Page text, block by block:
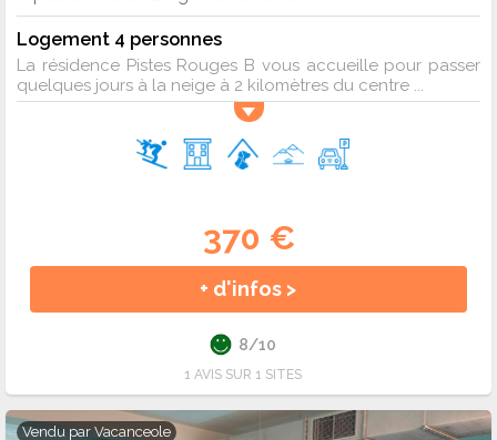
Logement 4 personnes
La résidence Pistes Rouges B vous accueille pour passer
quelques jours à la neige à 2 kilomètres du centre ...
370 €
+ d'infos >
8/10
1 AVIS SUR 1 SITES
Vendu par Vacanceole